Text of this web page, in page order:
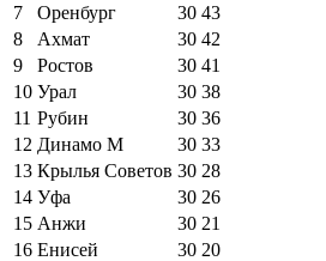
7
Оренбург 30 43
8
Ахмат 30 42
9
Ростов 30 41
10 Урал 30 38
11 Рубин 30 36
12 Динамо М 30 33
13 Крылья Советов 30 28
14 Уфа 30 26
15 Анжи 30 21
16 Енисей 30 20